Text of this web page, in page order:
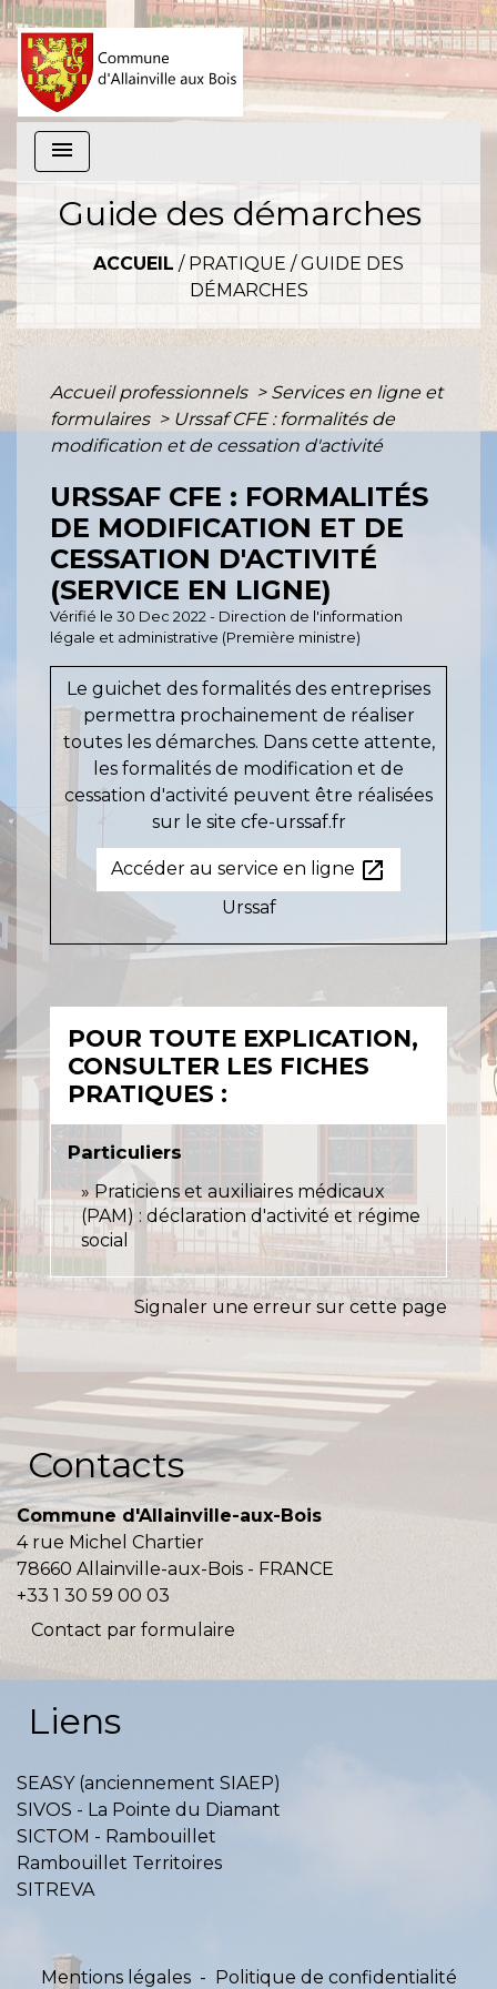
menu
Guide des démarches
ACCUEIL / PRATIQUE /GUIDE DES
DÉMARCHES
Accueil professionnels > Services en ligne et
formulaires > Urssaf CFE : formalités de
modification et de cessation d'activité
URSSAF CFE : FORMALITÉS
DE MODIFICATION ET DE
CESSATION D'ACTIVITÉ
(SERVICE EN LIGNE)
Vérifié le 30 Dec 2022 - Direction de l'information
légale et administrative (Première ministre)
Le guichet des formalités des entreprises
permettra prochainement de réaliser
toutes les démarches. Dans cette attente,
les formalités de modification et de
cessation d'activité peuvent être réalisées
sur le site cfe-urssaf.fr
Accéder au service en ligne open_in_new
Urssaf
POUR TOUTE EXPLICATION,
CONSULTER LES FICHES
PRATIQUES :
Particuliers
Praticiens et auxiliaires médicaux
(PAM) : déclaration d'activité et régime
social
Signaler une erreur sur cette page
Contacts
Commune d'Allainville-aux-Bois
4 rue Michel Chartier
78660 Allainville-aux-Bois - FRANCE
+33 1 30 59 00 03
Contact par formulaire
Liens
SEASY (anciennement SIAEP)
SIVOS - La Pointe du Diamant
SICTOM - Rambouillet
Rambouillet Territoires
SITREVA
Mentions légales - Politique de confidentialité